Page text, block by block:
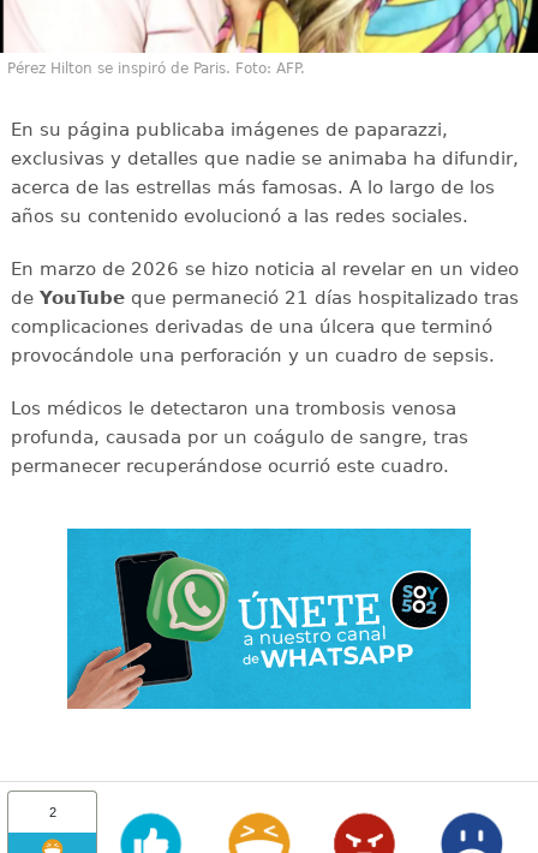
Pérez Hilton se inspiró de Paris. Foto: AFP.
En su página publicaba imágenes de paparazzi,
exclusivas y detalles que nadie se animaba ha difundir,
acerca de las estrellas más famosas. A lo largo de los
años su contenido evolucionó a las redes sociales.
En marzo de 2026 se hizo noticia al revelar en un video
deYouTubeque permaneció 21 días hospitalizado tras
complicaciones derivadas de una úlcera que terminó
provocándole una perforación y un cuadro de sepsis.
Los médicos le detectaron una trombosis venosa
profunda, causada por un coágulo de sangre, tras
permanecer recuperándose ocurrió este cuadro.
2